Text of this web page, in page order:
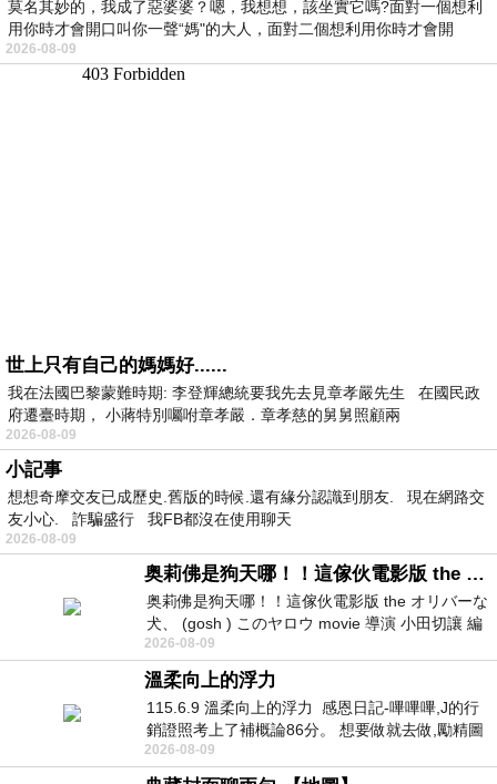
莫名其妙的，我成了惡婆婆？嗯，我想想，該坐實它嗎?面對一個想利
用你時才會開口叫你一聲“媽"的大人，面對二個想利用你時才會開
2026-08-09
世上只有自己的媽媽好......
我在法國巴黎蒙難時期: 李登輝總統要我先去見章孝嚴先生 在國民政
府遷臺時期， 小蔣特別囑咐章孝嚴．章孝慈的舅舅照顧兩
2026-08-09
小記事
想想奇摩交友已成歷史.舊版的時候.還有緣分認識到朋友. 現在網路交
友小心. 詐騙盛行 我FB都沒在使用聊天
2026-08-09
奥莉佛是狗天哪！！這傢伙電影版 the オリバーな犬、 (gosh ) このヤロウ movie
奥莉佛是狗天哪！！這傢伙電影版 the オリバーな
犬、 (gosh ) このヤロウ movie 導演 小田切讓 編
劇: 小田切讓 主演: 小田切讓
2026-08-09
溫柔向上的浮力
115.6.9 溫柔向上的浮力 感恩日記-嗶嗶嗶,J的行
銷證照考上了補概論86分。 想要做就去做,勵精圖
治大成功,也是表法,堅持和努力
2026-08-09